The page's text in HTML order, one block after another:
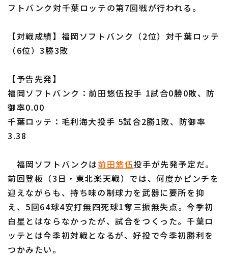
ファーム西地区
東北楽天ゴールデンイーグルス
埼玉西武ライオンズ
オリックス・バファローズ
設定
利用規約
フトバンク対千葉ロッテの第7回戦が行われる。
【対戦成績】福岡ソフトバンク（2位）対千葉ロッテ
（6位）3勝3敗
【予告先発】
福岡ソフトバンク：前田悠伍投手 1試合0勝0敗、防
御率0.00
千葉ロッテ：毛利海大投手 5試合2勝1敗、防御率
3.38
福岡ソフトバンクは前田悠伍投手が先発予定だ。
前回登板（3日・東北楽天戦）では、何度かピンチを
迎えながらも、持ち味の制球力を武器に要所を抑
え、5回64球4安打無四死球1奪三振無失点。今季初
白星とはならなかったが、試合をつくった。千葉ロ
ッテとは今季初対戦となるが、好投で今季初勝利を
つかみたい。